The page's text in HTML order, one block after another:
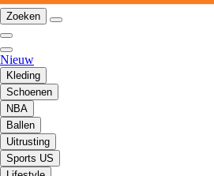
Zoeken
Nieuw
Kleding
Schoenen
NBA
Ballen
Uitrusting
Sports US